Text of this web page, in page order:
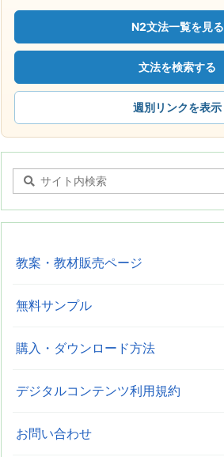
N2文法一覧を見る
文法を検索する
週別リンクを表示
教案・教材販売ページ
無料サンプル
購入・ダウンロード方法
デジタルコンテンツ利用規約
お問い合わせ